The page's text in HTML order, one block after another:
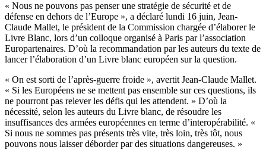
« Nous ne pouvons pas penser une stratégie de sécurité et de
défense en dehors de l’Europe », a déclaré lundi 16 juin, Jean-
Claude Mallet, le président de la Commission chargée d’élaborer le
Livre Blanc, lors d’un colloque organisé à Paris par l’association
Europartenaires. D’où la recommandation par les auteurs du texte de
lancer l’élaboration d’un Livre blanc européen sur la question.
« On est sorti de l’après-guerre froide », avertit Jean-Claude Mallet.
« Si les Européens ne se mettent pas ensemble sur ces questions, ils
ne pourront pas relever les défis qui les attendent. » D’où la
nécessité, selon les auteurs du Livre blanc, de résoudre les
insuffisances des armées européennes en terme d’interopérabilité. «
Si nous ne sommes pas présents très vite, très loin, très tôt, nous
pouvons nous laisser déborder par des situations dangereuses. »